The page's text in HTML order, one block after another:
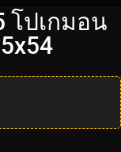
โปเกมอน